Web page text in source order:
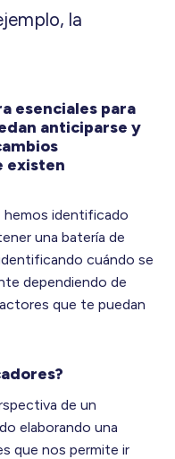
la
esenciales para
anticiparse y
existen
hemos identificado
una batería de
cuándo se
dependiendo de
que te puedan
de un
elaborando una
que nos permite ir